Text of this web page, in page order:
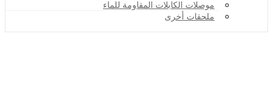
موصلات الكابلات المقاومة للماء
ملحقات أخرى